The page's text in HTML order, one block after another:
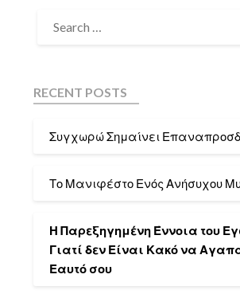
RECENT POSTS
Συγχωρώ Σημαίνει
Το Μανιφέστο Ενός Ανήσυχου
Η Παρεξηγημένη Έννοια του
Γιατί δεν Είναι Κακό να
Εαυτό σου